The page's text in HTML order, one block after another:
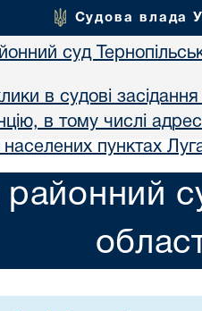
Судова влада
суд
в судові
в тому числі
пунктах